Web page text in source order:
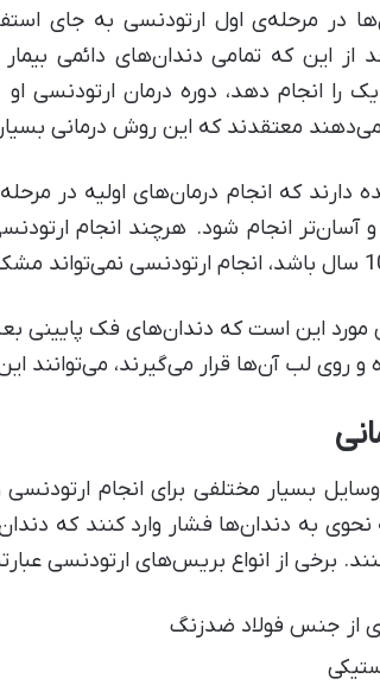
در مرحله‌ی اول ارتودنسی به جای
این که تمامی دندان‌های دائمی بیمار
را انجام دهد، دوره درمان ارتودنسی
می‌دهند معتقدند که این روش درمانی
دارند که انجام درمان‌های اولیه در
آسان‌تر انجام شود. هرچند انجام‌
این است که دندان‌های فک پایینی
لب آن‌ها قرار می‌گیرند، می‌توانند این مشکل را
بسیار مختلفی برای انجام
نحوی به دندان‌ها فشار وارد کنند که
برخی از انواع بریس‌های ارتودنسی
از جنس فولاد ضدزنگ